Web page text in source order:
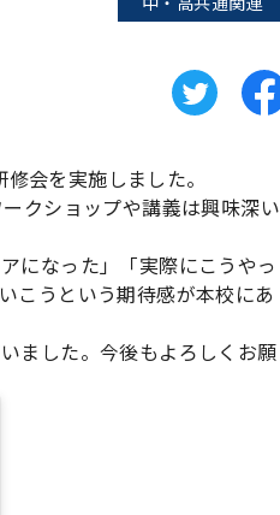
会を実施しました。
クショップや講義は興味深い
になった」「実際にこうやっ
こうという期待感が本校にあ
ました。今後もよろしくお願